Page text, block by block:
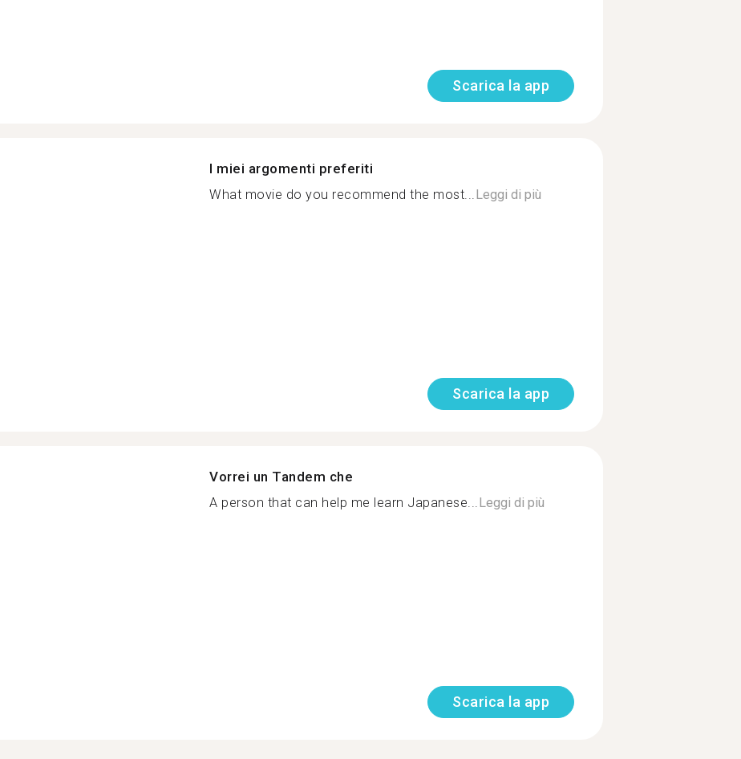
Scarica la app
I miei argomenti preferiti
What movie do you recommend the most...Leggi di più
Scarica la app
Vorrei un Tandem che
A person that can help me learn Japanese...Leggi di più
Scarica la app